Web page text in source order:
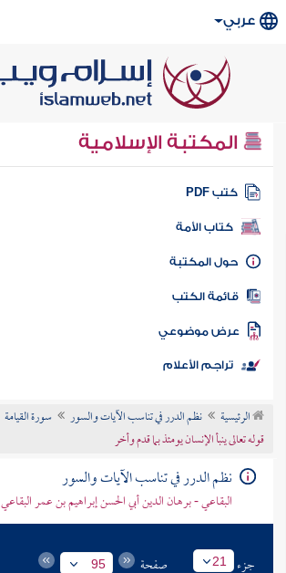
عربي
المكتبة الإسلامية
كتب PDF
كتاب الأمة
المكتبة
الكتب
موضوعي
تراجم الأعلام
الرئيسية نظم الدرر في تناسب الآيات والسور
سورة القيامة
قوله تعالى ينبأ الإنسان يومئذ بما قدم وأخر
نظم الدرر في تناسب الآيات والسور
البقاعي - برهان الدين أبي الحسن إبراهيم بن عمر البقاعي
جزء 21 صفحة 95